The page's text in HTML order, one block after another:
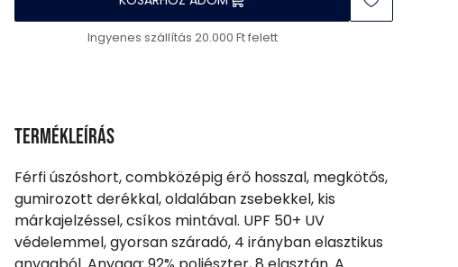
Ingyenes szállítás 20.000 Ft felett
Termékleírás
Férfi úszóshort, combközépig érő hosszal, megkötős,
gumirozott derékkal, oldalában zsebekkel, kis
márkajelzéssel, csíkos mintával. UPF 50+ UV
védelemmel, gyorsan száradó, 4 irányban elasztikus